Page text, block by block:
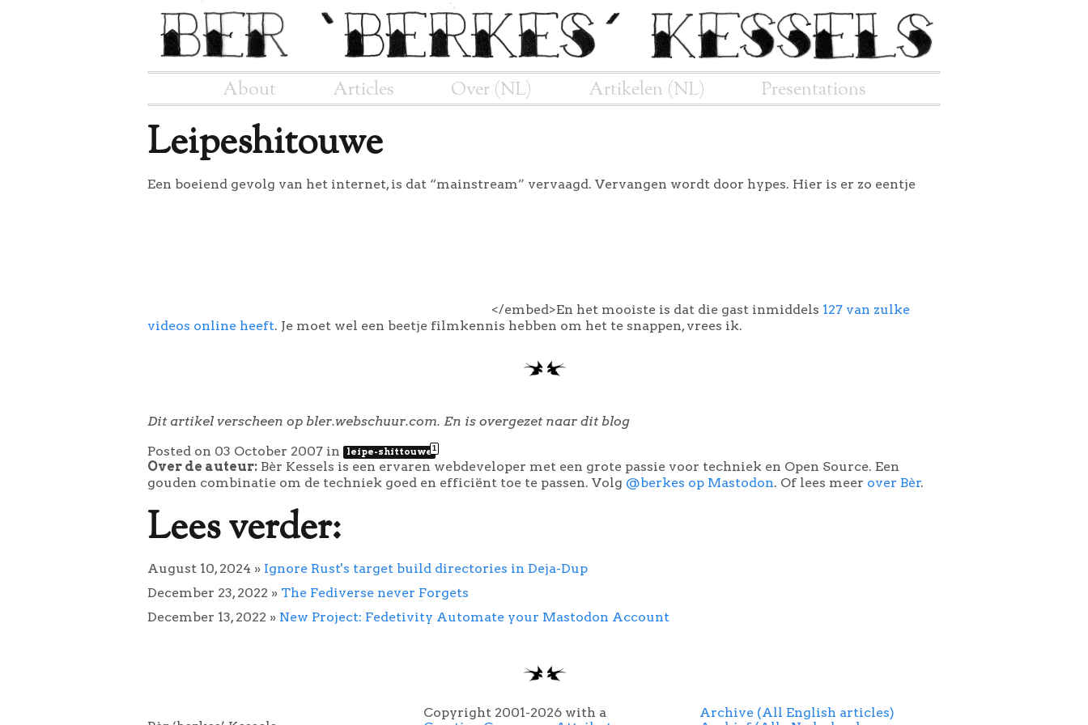
About Articles Over (NL) Artikelen (NL) Presentations
Leipeshitouwe
Een boeiend gevolg van het internet, is dat “mainstream” vervaagd. Vervangen wordt door hypes. Hier is er zo eentje
</embed>En het mooiste is dat die gast inmiddels 127 van zulke
videos online heeft. Je moet wel een beetje filmkennis hebben om het te snappen, vrees ik.
Dit artikel verscheen op bler.webschuur.com. En is overgezet naar dit blog
Posted on 03 October 2007 in leipe-shittouwe1
Over de auteur: Bèr Kessels is een ervaren webdeveloper met een grote passie voor techniek en Open Source. Een
gouden combinatie om de techniek goed en efficiënt toe te passen. Volg @berkes op Mastodon. Of lees meer over Bèr.
Lees verder:
August 10, 2024 » Ignore Rust's target build directories in Deja-Dup
December 23, 2022 » The Fediverse never Forgets
December 13, 2022 » New Project: Fedetivity Automate your Mastodon Account
Copyright 2001-2026 with a
Archive (All English articles)